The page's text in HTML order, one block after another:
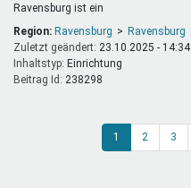
Ravensburg ist ein
Region: Ravensburg
Ravensburg
Zuletzt geändert: 23.10.2025 - 14:34
Inhaltstyp:
einrichtung
Beitrag Id: 238298
1 2 3